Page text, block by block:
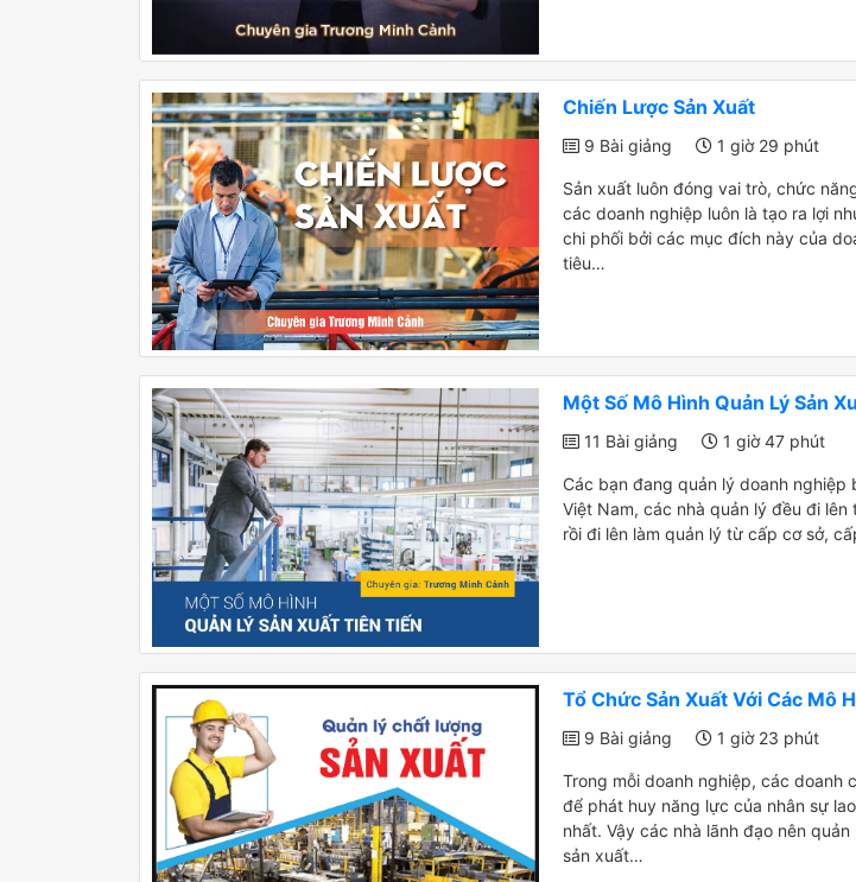
Chiến Lược Sản Xuất
9 Bài giảng 1 giờ 29 phút
Sản xuất luôn đóng vai trò, chức
các doanh nghiệp luôn là tạo ra lợi
chi phối bởi các mục đích này của
tiêu…
Một Số Mô Hình Quản Lý Sản
11 Bài giảng 1 giờ 47 phút
Các bạn đang quản lý doanh
Việt Nam, các nhà quản lý đều đi
rồi đi lên làm quản lý từ cấp cơ sở,
Tổ Chức Sản Xuất Với Các Mô
9 Bài giảng 1 giờ 23 phút
Trong mỗi doanh nghiệp, các doanh
để phát huy năng lực của nhân sự
nhất. Vậy các nhà lãnh đạo nên
sản xuất…